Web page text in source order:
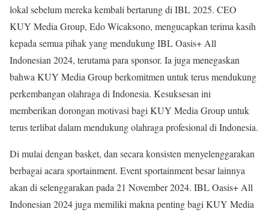
lokal sebelum mereka kembali bertarung di IBL 2025. CEO
KUY Media Group, Edo Wicaksono, mengucapkan terima kasih
kepada semua pihak yang mendukung IBL Oasis+ All
Indonesian 2024, terutama para sponsor. Ia juga menegaskan
bahwa KUY Media Group berkomitmen untuk terus mendukung
perkembangan olahraga di Indonesia. Kesuksesan ini
memberikan dorongan motivasi bagi KUY Media Group untuk
terus terlibat dalam mendukung olahraga profesional di Indonesia.
Di mulai dengan basket, dan secara konsisten menyelenggarakan
berbagai acara sportainment. Event sportainment besar lainnya
akan di selenggarakan pada 21 November 2024. IBL Oasis+ All
Indonesian 2024 juga memiliki makna penting bagi KUY Media